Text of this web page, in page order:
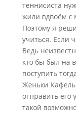
теннисиста
жили вдвоём с
Поэтому я
учиться. Если
Ведь
кто бы был на
поступить
Женьки
отправить его
такой